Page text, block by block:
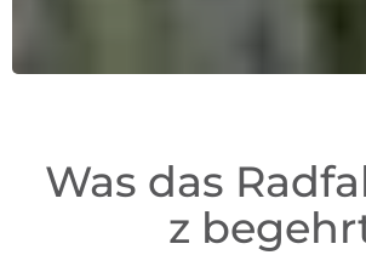
Was das
z